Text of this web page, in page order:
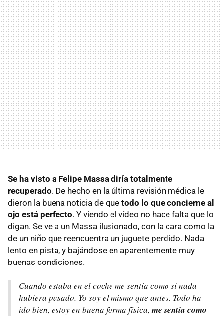
Se ha visto a Felipe Massa diría totalmente
recuperado. De hecho en la última revisión médica le
dieron la buena noticia de que todo lo que concierne al
ojo está perfecto. Y viendo el vídeo no hace falta que lo
digan. Se ve a un Massa ilusionado, con la cara como la
de un niño que reencuentra un juguete perdido. Nada
lento en pista, y bajándose en aparentemente muy
buenas condiciones.
Cuando estaba en el coche me sentía como si nada
hubiera pasado. Yo soy el mismo que antes. Todo ha
ido bien, estoy en buena forma física,me sentía como